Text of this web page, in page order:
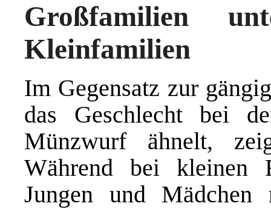
Großfamilien
Kleinfamilien
Im Gegensatz zur
das Geschlecht bei
Münzwurf ähnelt,
Während bei kleinen
Jungen und Mädchen